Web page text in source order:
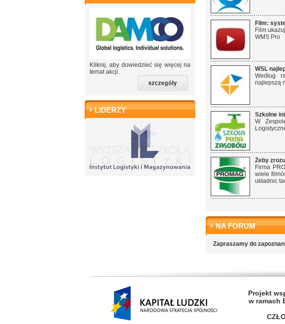
Kliknij, aby dowiedzieć się więcej na
temat akcji.
LIDERZY
Film:
Film
WMS Pro
WSL
Według
najlepszą
Szkolne
W
Żeby
Firma
wiele
układnic
NA FORUM
Zapraszamy do
Projekt
w ramach